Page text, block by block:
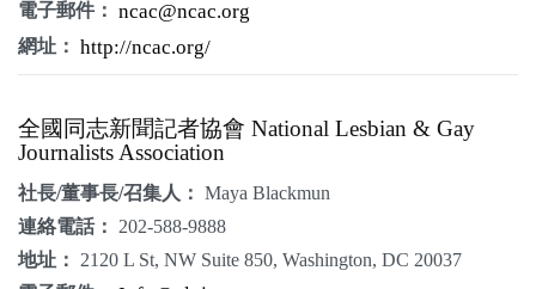
電子郵件： ncac@ncac.org
網址： http://ncac.org/
全國同志新聞記者協會 National Lesbian & Gay
Journalists Association
社長/董事長/召集人： Maya Blackmun
連絡電話： 202-588-9888
地址： 2120 L St, NW Suite 850, Washington, DC 20037